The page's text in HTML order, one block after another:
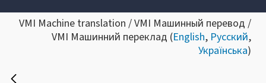
VMI Machine translation / VMI Машинный перевод /
VMI Машинний переклад (English, Русский,
Українська)